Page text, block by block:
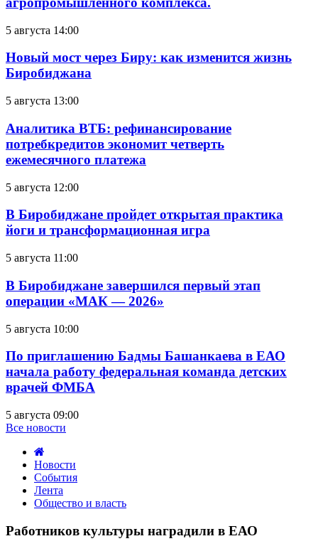
5 августа 14:00
Новый мост через Биру: как изменится жизнь
Биробиджана
5 августа 13:00
Аналитика ВТБ: рефинансирование
потребкредитов экономит четверть
ежемесячного платежа
5 августа 12:00
В Биробиджане пройдет открытая практика
йоги и трансформационная игра
5 августа 11:00
В Биробиджане завершился первый этап
операции «МАК — 2026»
5 августа 10:00
По приглашению Бадмы Башанкаева в ЕАО
начала работу федеральная команда детских
врачей ФМБА
5 августа 09:00
Все новости
Новости
События
Лента
Общество и власть
культуры
Работников культуры наградили в ЕАО